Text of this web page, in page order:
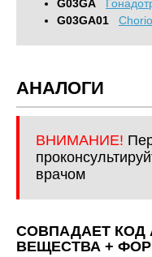
G03GA
G03GA01
АНАЛОГИ
ВНИМАНИЕ!
врачом
СОВПАДАЕТ КОД
ВЕЩЕСТВА +